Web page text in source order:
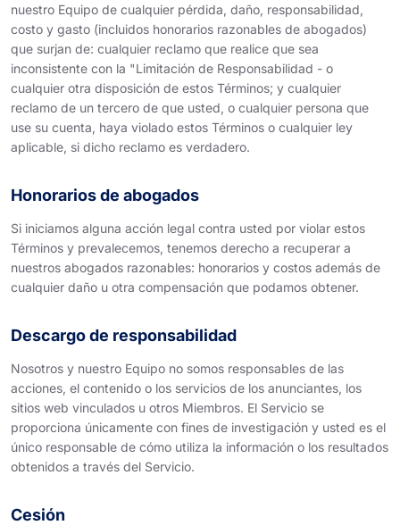
nuestro Equipo de cualquier pérdida, daño, responsabilidad,
costo y gasto (incluidos honorarios razonables de abogados)
que surjan de: cualquier reclamo que realice que sea
inconsistente con la "Limitación de Responsabilidad - o
cualquier otra disposición de estos Términos; y cualquier
reclamo de un tercero de que usted, o cualquier persona que
use su cuenta, haya violado estos Términos o cualquier ley
aplicable, si dicho reclamo es verdadero.
Honorarios de abogados
Si iniciamos alguna acción legal contra usted por violar estos
Términos y prevalecemos, tenemos derecho a recuperar a
nuestros abogados razonables: honorarios y costos además de
cualquier daño u otra compensación que podamos obtener.
Descargo de responsabilidad
Nosotros y nuestro Equipo no somos responsables de las
acciones, el contenido o los servicios de los anunciantes, los
sitios web vinculados u otros Miembros. El Servicio se
proporciona únicamente con fines de investigación y usted es el
único responsable de cómo utiliza la información o los resultados
obtenidos a través del Servicio.
Cesión